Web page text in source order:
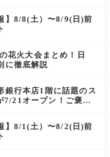
】8/8(土）〜8/9(日)前
花火大会まとめ！日
に徹底解説
銀行本店1階に話題のス
21オープン！ご褒美
】8/1(土）〜8/2(日)前